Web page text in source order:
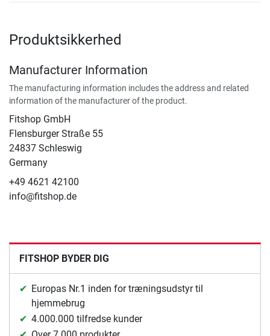
Produktsikkerhed
Manufacturer Information
The manufacturing information includes the address and related
information of the manufacturer of the product.
Fitshop GmbH
Flensburger Straße 55
24837 Schleswig
Germany
+49 4621 42100
info@fitshop.de
FITSHOP BYDER DIG
Europas Nr.1 inden for træningsudstyr til
hjemmebrug
4.000.000 tilfredse kunder